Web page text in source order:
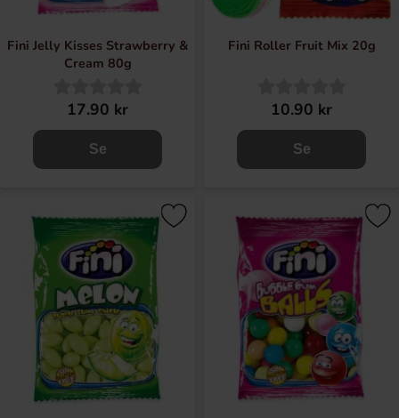
Fini Jelly Kisses Strawberry &
Cream 80g
17.90 kr
Se
Fini Roller Fruit Mix 20g
10.90 kr
Se